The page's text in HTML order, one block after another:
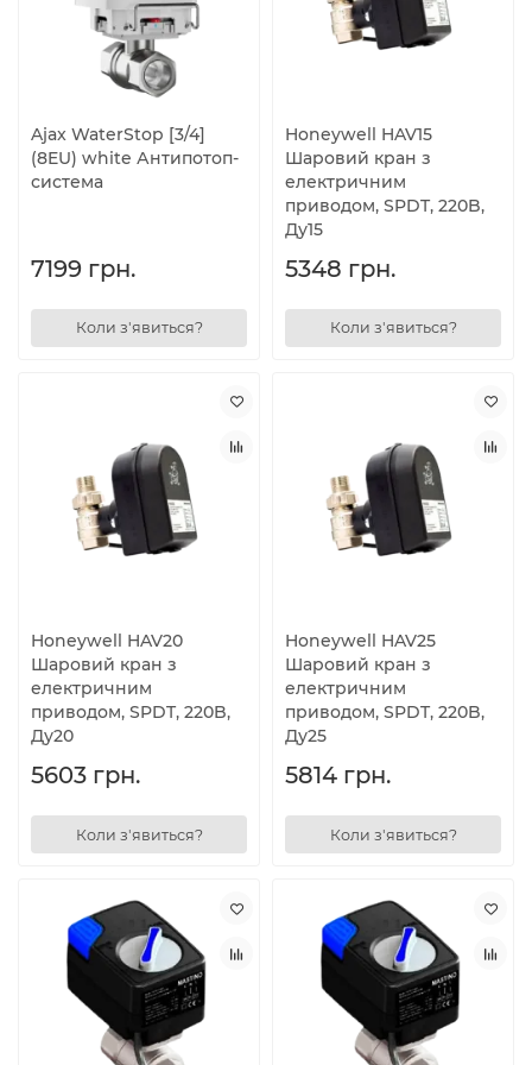
Ajax WaterStop [3/4]
(8EU) white Антипотоп-
система
7199 грн.
Коли з'явиться?
Honeywell HAV15
Шаровий кран з
електричним
приводом, SPDT, 220B,
Ду15
5348 грн.
Коли з'явиться?
Honeywell HAV20
Шаровий кран з
електричним
приводом, SPDT, 220B,
Ду20
5603 грн.
Коли з'явиться?
Honeywell HAV25
Шаровий кран з
електричним
приводом, SPDT, 220B,
Ду25
5814 грн.
Коли з'явиться?